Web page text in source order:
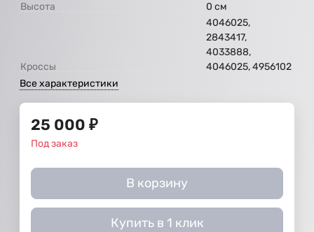
Высота
0 см
Кроссы
4046025,
2843417,
4033888,
4046025, 4956102
Все характеристики
25 000 ₽
Под заказ
В корзину
Купить в 1 клик